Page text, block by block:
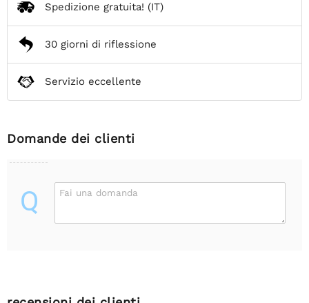
Spedizione gratuita! (IT)
30 giorni di riflessione
Servizio eccellente
Domande dei clienti
Q Fai una domanda